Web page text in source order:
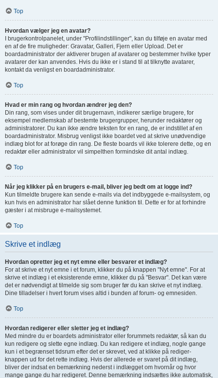
Top
Hvordan vælger jeg en avatar?
I brugerkontrolpanelet, under "Profilindstillinger", kan du tilføje en avatar med
en af de fire muligheder: Gravatar, Galleri, Fjern eller Upload. Det er
boardadministrator der aktiverer brugen af avatarer og bestemmer hvilke typer
avatarer der kan anvendes. Hvis du ikke er i stand til at tilknytte avatarer,
kontakt da venligst en boardadministrator.
Top
Hvad er min rang og hvordan ændrer jeg den?
Din rang, som vises under dit brugernavn, indikerer særlige brugere, for
eksempel medlemskab af bestemte brugergrupper, herunder redaktører og
administratorer. Du kan ikke ændre teksten for en rang, de er indstillet af en
boardadministrator. Misbrug venligst ikke boardet ved at skrive unødvendige
indlæg blot for at forøge din rang. De fleste boards vil ikke tolerere dette, og en
redaktør eller administrator vil simpelthen formindske dit antal indlæg.
Top
Når jeg klikker på en brugers e-mail, bliver jeg bedt om at logge ind?
Kun tilmeldte brugere kan sende e-mails via det indbyggede e-mailsystem, og
kun hvis en administrator har slået denne funktion til. Dette er for at forhindre
gæster i at misbruge e-mailsystemet.
Top
Skrive et indlæg
Hvordan opretter jeg et nyt emne eller besvarer et indlæg?
For at skrive et nyt emne i et forum, klikker du på knappen "Nyt emne". For at
skrive et indlæg i et eksisterende emne, klikker du på "Besvar". Det kan være
det er nødvendigt at tilmelde sig som bruger før du kan skrive et nyt indlæg.
Dine tilladelser i hvert forum vises altid i bunden af forum- og emnesiden.
Top
Hvordan redigerer eller sletter jeg et indlæg?
Med mindre du er boardets administrator eller forummets redaktør, så kan du
kun redigere og slette egne indlæg. Du kan redigere et indlæg, nogle gange
kun i et begrænset tidsrum efter det er skrevet, ved at klikke på rediger-
knappen ud for det rette indlæg. Hvis der allerede er svaret på dit indlæg,
bliver der indsat en bemærkning nederst i indlægget om hvornår og hvor
mange gange du har redigeret. Denne bemærkning indsættes ikke automatisk,